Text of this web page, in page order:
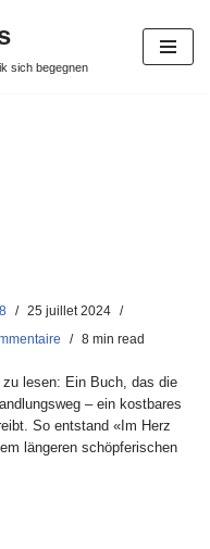
sich begegnen
25 juillet 2024
8 min read
lesen: Ein Buch, das die
– ein kostbares
So entstand «Im Herz
längeren schöpferischen